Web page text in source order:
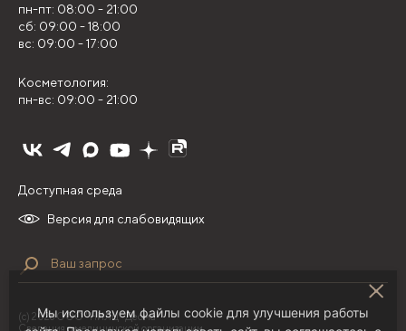
пн-пт: 08:00 - 21:00
сб: 09:00 - 18:00
вс: 09:00 - 17:00
Косметология:
пн-вс: 09:00 - 21:00
Версия для слабовидящих
Доступная среда
(с) 2026 ООО "НИЛЦ "Деома"
Сведения о медицинской организации
Мы используем файлы cookie для улучшения работы